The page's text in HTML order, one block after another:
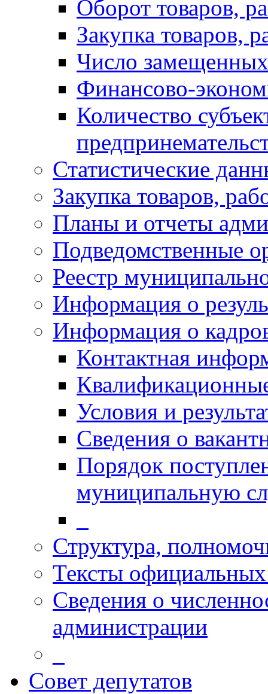
Оборот товаров,
Закупка товаров,
Число
Финансово-
Количество
Статистические
Закупка товаров,
Планы и отчеты
Подведомственные
Реестр
Информация о
Информация о
Контактная
Условия и
Сведения о
Порядок
муниципальную
Структура,
Тексты
Сведения о
администрации
Совет депутатов